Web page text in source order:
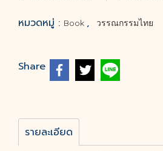
หมวดหมู่ : Book , วรรณกรรมไทย
Share
รายละเอียด